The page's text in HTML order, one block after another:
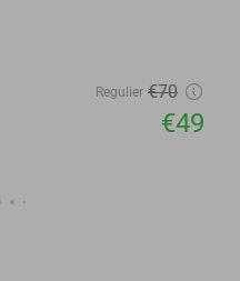
Regulier €70
€49